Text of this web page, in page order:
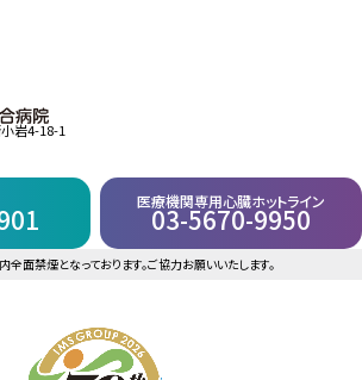
岩4-18-1
医療機関専用心臓ホットライン
03-5670-9950
面禁煙となっております。ご協力お願いいたします。